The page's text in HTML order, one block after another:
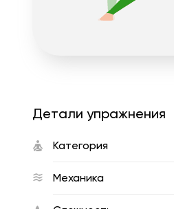
Детали упражнения
Категория
Механика